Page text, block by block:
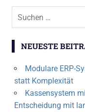
Suchen
NEUESTE
Modulare ERP-
statt Komplexität
Kassensystem
Entscheidung mit